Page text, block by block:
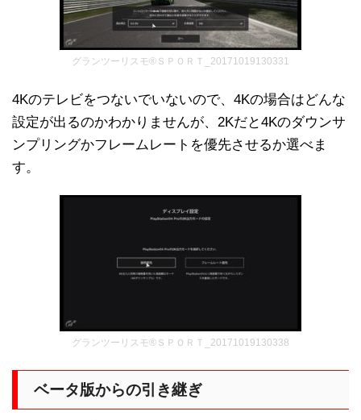
グランツーリスモ®ＳＰＯＲＴ_20171019130331
4Kのテレビをつないでいないので、4Kの場合はどんな
設定が出るのかわかりませんが、2Kだと4Kのダウンサ
ンプリングかフレームレートを優先させるか選べま
す。
グランツーリスモ®ＳＰＯＲＴ_20171019130338
ベータ版からの引き継ぎ